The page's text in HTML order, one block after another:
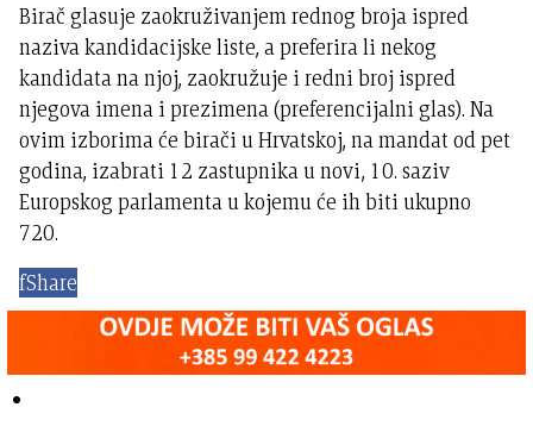
Birač glasuje zaokruživanjem rednog broja ispred
naziva kandidacijske liste, a preferira li nekog
kandidata na njoj, zaokružuje i redni broj ispred
njegova imena i prezimena (preferencijalni glas). Na
ovim izborima će birači u Hrvatskoj, na mandat od pet
godina, izabrati 12 zastupnika u novi, 10. saziv
Europskog parlamenta u kojemu će ih biti ukupno
720.
fShare